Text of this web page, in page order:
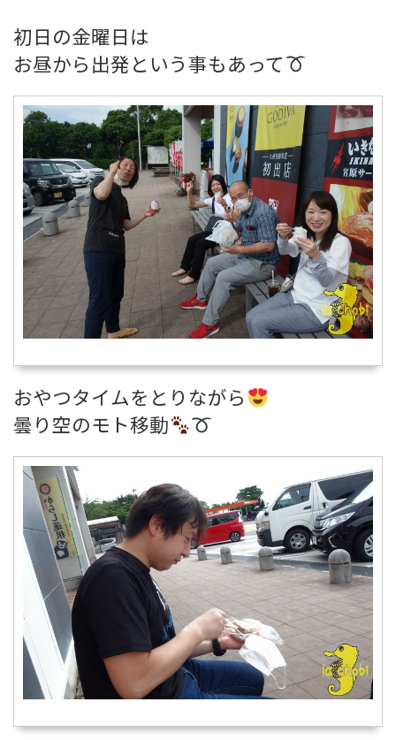
初日の金曜日は
お昼から出発という事もあって
おやつタイムをとりながら
曇り空のモト移動